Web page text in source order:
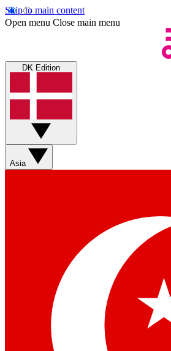
Skip to main content
Open menu Close main menu
DK Edition
Asia